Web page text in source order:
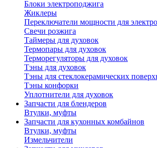
Блоки электроподжига
Жиклеры
Переключатели мощности для
Свечи розжига
Таймеры для духовок
Термопары для духовок
Терморегуляторы для духовок
Тэны для духовок
Тэны для стеклокерамических
Тэны конфорки
Уплотнители для духовок
Запчасти для блендеров
Втулки, муфты
Запчасти для кухонных комбайнов
Втулки, муфты
Измельчители